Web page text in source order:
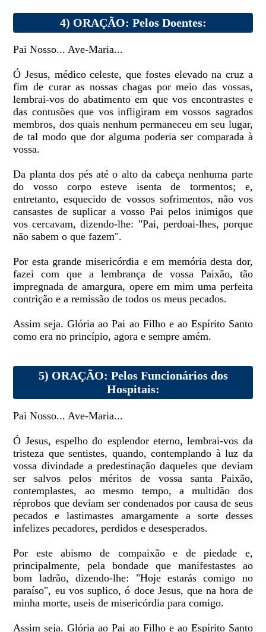
4) ORAÇÃO: Pelos Doentes:
Pai Nosso... Ave-Maria...
Ó Jesus, médico celeste, que fostes elevado na cruz a
fim de curar as nossas chagas por meio das vossas,
lembrai-vos do abatimento em que vos encontrastes e
das contusões que vos infligiram em vossos sagrados
membros, dos quais nenhum permaneceu em seu lugar,
de tal modo que dor alguma poderia ser comparada à
vossa.
Da planta dos pés até o alto da cabeça nenhuma parte
do vosso corpo esteve isenta de tormentos; e,
entretanto, esquecido de vossos sofrimentos, não vos
cansastes de suplicar a vosso Pai pelos inimigos que
vos cercavam, dizendo-lhe: "Pai, perdoai-lhes, porque
não sabem o que fazem".
Por esta grande misericórdia e em memória desta dor,
fazei com que a lembrança de vossa Paixão, tão
impregnada de amargura, opere em mim uma perfeita
contrição e a remissão de todos os meus pecados.
Assim seja. Glória ao Pai ao Filho e ao Espírito Santo
como era no princípio, agora e sempre amém.
5) ORAÇÃO: Pelos Funcionários dos
Hospitais:
Pai Nosso... Ave-Maria...
Ó Jesus, espelho do esplendor eterno, lembrai-vos da
tristeza que sentistes, quando, contemplando à luz da
vossa divindade a predestinação daqueles que deviam
ser salvos pelos méritos de vossa santa Paixão,
contemplastes, ao mesmo tempo, a multidão dos
réprobos que deviam ser condenados por causa de seus
pecados e lastimastes amargamente a sorte desses
infelizes pecadores, perdidos e desesperados.
Por este abismo de compaixão e de piedade e,
principalmente, pela bondade que manifestastes ao
bom ladrão, dizendo-lhe: "Hoje estarás comigo no
paraíso", eu vos suplico, ó doce Jesus, que na hora de
minha morte, useis de misericórdia para comigo.
Assim seja. Glória ao Pai ao Filho e ao Espírito Santo